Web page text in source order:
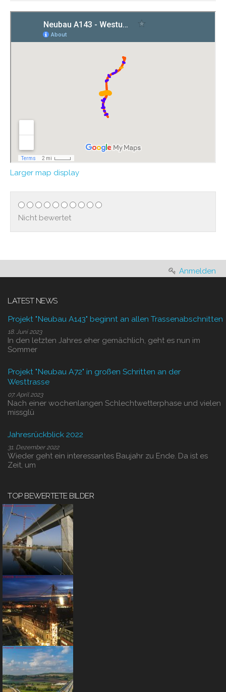
Larger map display
Nicht bewertet
Anmelden
LATEST NEWS
Projekt "Neubau A143" beginnt an allen Trassenabschnitten
18. Juni 2023
In den letzten Jahres eher gemächlich, geht es nun im
Sommer
Projekt "Neubau A72" in großen Schritten an der
Westtrasse
07. April 2023
Nach einer wochenlangen Schlechtwetterphase und vielen
missglü
Jahresrückblick 2022
31. Dezember 2022
Wieder geht ein interessantes Baujahr zu Ende. Da ist es
Zeit, um
TOP BEWERTETE BILDER